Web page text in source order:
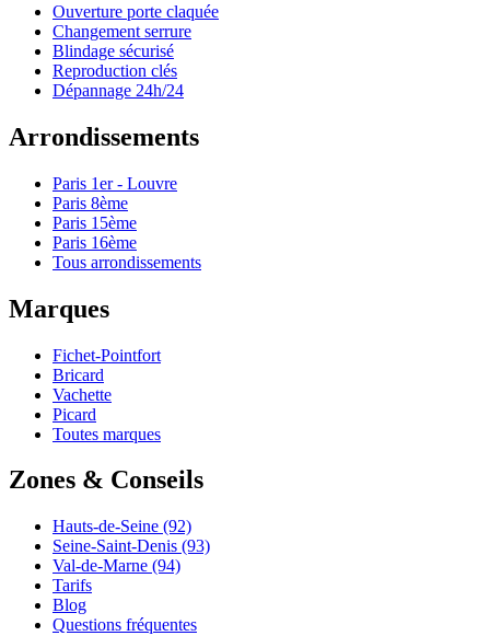
Ouverture porte claquée
Changement serrure
Blindage sécurisé
Reproduction clés
Dépannage 24h/24
Arrondissements
Paris 1er - Louvre
Paris 8ème
Paris 15ème
Paris 16ème
Tous arrondissements
Marques
Fichet-Pointfort
Bricard
Vachette
Picard
Toutes marques
Zones & Conseils
Hauts-de-Seine (92)
Seine-Saint-Denis (93)
Val-de-Marne (94)
Tarifs
Blog
Questions fréquentes